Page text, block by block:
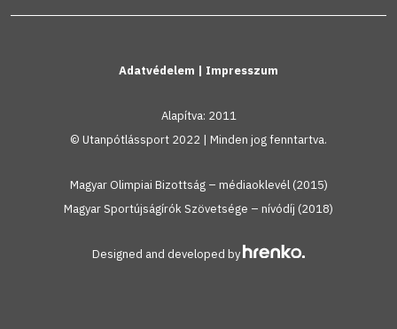
Adatvédelem | Impresszum
Alapítva: 2011
© Utanpótlássport 2022 | Minden jog fenntartva.
Magyar Olimpiai Bizottság – médiaoklevél (2015)
Magyar Sportújságírók Szövetsége – nívódíj (2018)
Designed and developed by